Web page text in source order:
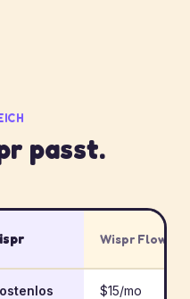
passt.
Wispr Flow
$15/mo